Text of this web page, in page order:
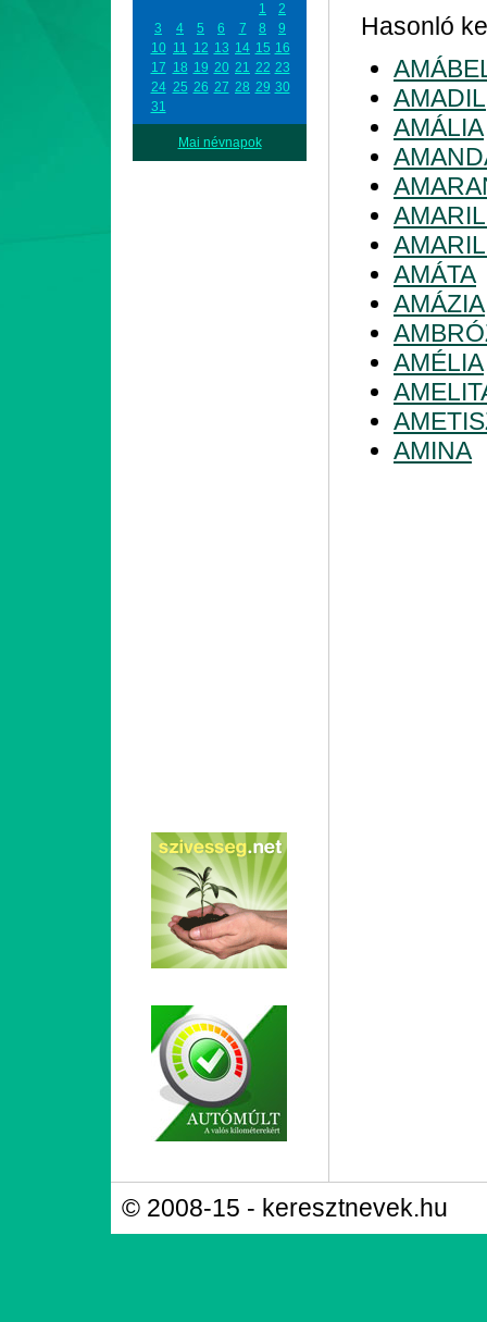
1
2
3
4 5 6 7 8
9
10 11 12 13 14 15 16
17 18 19 20 21 22 23
24 25 26 27 28 29 30
31
Mai névnapok
Hasonló
AMADIL
AMÁLIA
AMÁTA
AMÁZIA
AMÉLIA
AMINA
© 2008-15 - keresztnevek.hu